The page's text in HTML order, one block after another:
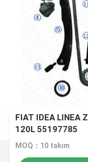
FIAT IDEA LINEA
120L 55197785
MOQ：10 takım